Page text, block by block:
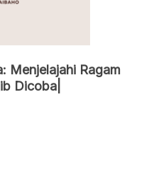
Menjelajahi Ragam
Dicoba|